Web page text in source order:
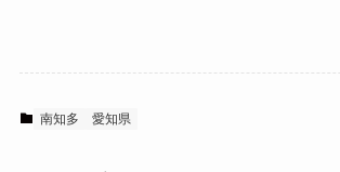
南知多 愛知県